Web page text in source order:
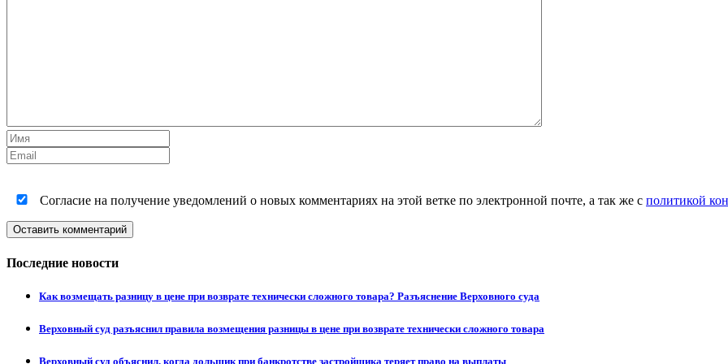
Согласие на получение уведомлений о новых комментариях на этой ветке по электронной почте, а так же с политикой
Оставить комментарий
Последние новости
Как возмещать разницу в цене при возврате технически сложного товара? Разъяснение Верховного суда
Верховный суд разъяснил правила возмещения разницы в цене при возврате технически сложного товара
Верховный суд объяснил, когда дольщик при банкротстве застройщика теряет право на выплаты